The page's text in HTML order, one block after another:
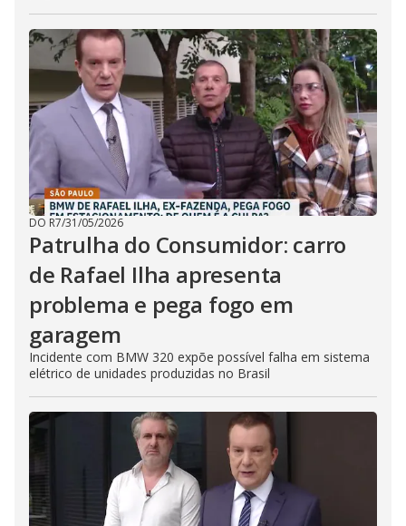
DO R7/31/05/2026
Patrulha do Consumidor: carro
de Rafael Ilha apresenta
problema e pega fogo em
garagem
Incidente com BMW 320 expõe possível falha em sistema
elétrico de unidades produzidas no Brasil